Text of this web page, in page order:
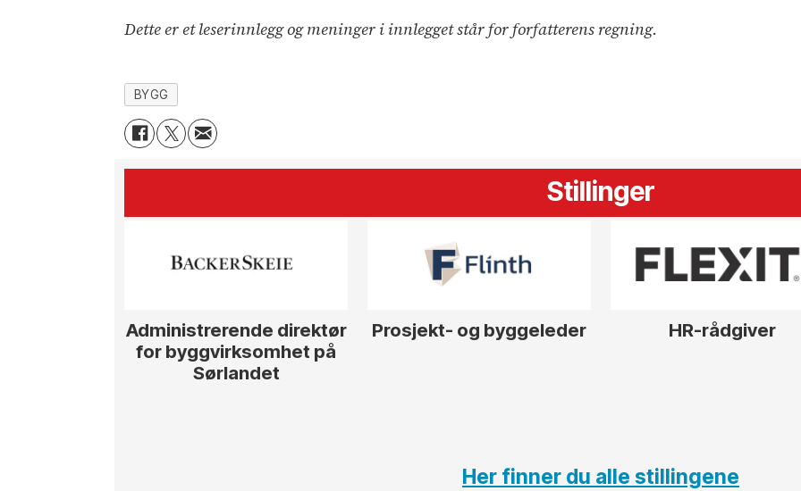
Dette er et leserinnlegg og meninger i innlegget står for forfatterens regning.
BYGG
Stillinger
Administrerende direktør
for byggvirksomhet på
Sørlandet
Prosjekt- og byggeleder HR-rådgiver
Her finner du alle stillingene